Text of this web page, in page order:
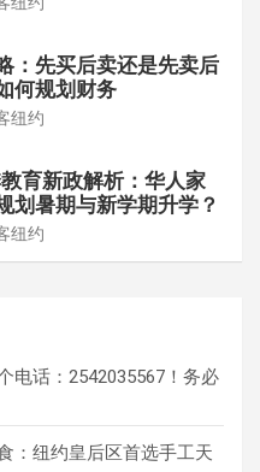
：先买后卖还是先卖后
何规划财务
纽约
育新政解析：华人家
划暑期与新学期升学？
纽约
电话：2542035567！务必
：纽约皇后区首选手工天